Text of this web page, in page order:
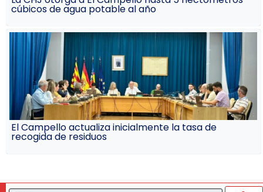
cúbicos de agua potable al año
El Campello actualiza inicialmente la tasa de
recogida de residuos